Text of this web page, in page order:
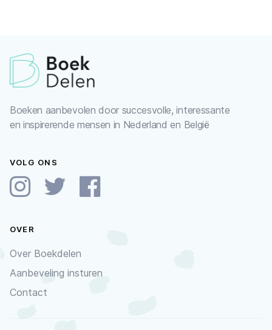
Boeken aanbevolen door succesvolle, interessante
en inspirerende mensen in Nederland en België
VOLG ONS
OVER
Over Boekdelen
Aanbeveling insturen
Contact